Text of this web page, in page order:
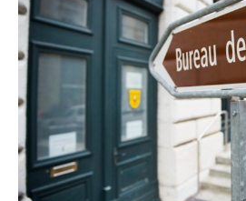
Genève